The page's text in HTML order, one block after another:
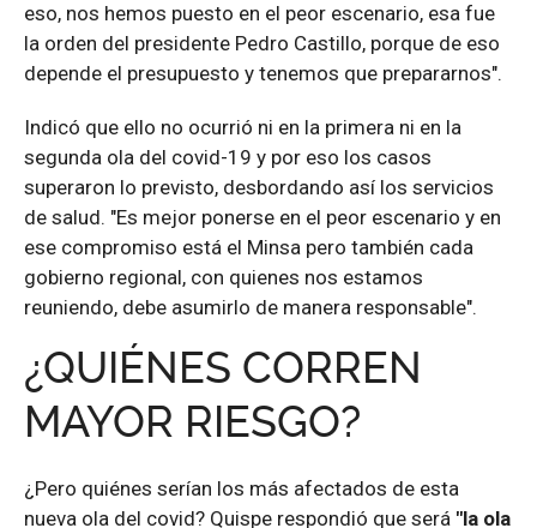
eso, nos hemos puesto en el peor escenario, esa fue
la orden del presidente Pedro Castillo, porque de eso
depende el presupuesto y tenemos que prepararnos".
Indicó que ello no ocurrió ni en la primera ni en la
segunda ola del covid-19 y por eso los casos
superaron lo previsto, desbordando así los servicios
de salud. "Es mejor ponerse en el peor escenario y en
ese compromiso está el Minsa pero también cada
gobierno regional, con quienes nos estamos
reuniendo, debe asumirlo de manera responsable".
¿QUIÉNES CORREN
MAYOR RIESGO?
¿Pero quiénes serían los más afectados de esta
nueva ola del covid? Quispe respondió que será "la ola